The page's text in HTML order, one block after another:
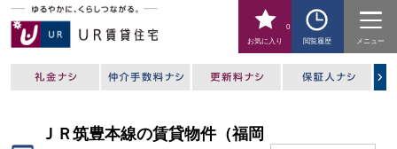
お気に入り
0
閲覧履歴
メニュー
ＪＲ筑豊本線の賃貸物件（福岡